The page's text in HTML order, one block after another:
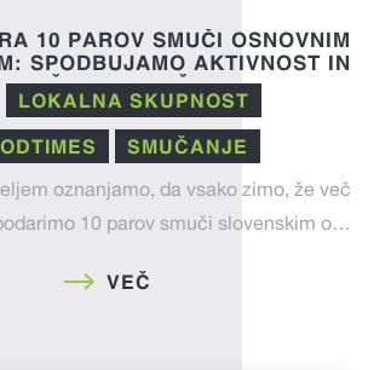
10 PAROV SMUČI OSNOVNIM
SPODBUJAMO AKTIVNOST IN
PREŽIVLJANJE ČASA V NARAVI
LOKALNA SKUPNOST
SMUČANJE
oznanjamo, da vsako zimo, že več
10 parov smuči slovenskim o…
VEČ